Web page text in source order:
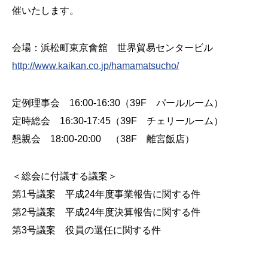
催いたします。
会場：浜松町東京會舘 世界貿易センタービル
http://www.kaikan.co.jp/hamamatsucho/
定例理事会 16:00-16:30（39F パールルーム）
定時総会 16:30-17:45（39F チェリールーム）
懇親会 18:00-20:00 （38F 離宮飯店）
＜総会に付議する議案＞
第1号議案 平成24年度事業報告に関する件
第2号議案 平成24年度決算報告に関する件
第3号議案 役員の選任に関する件